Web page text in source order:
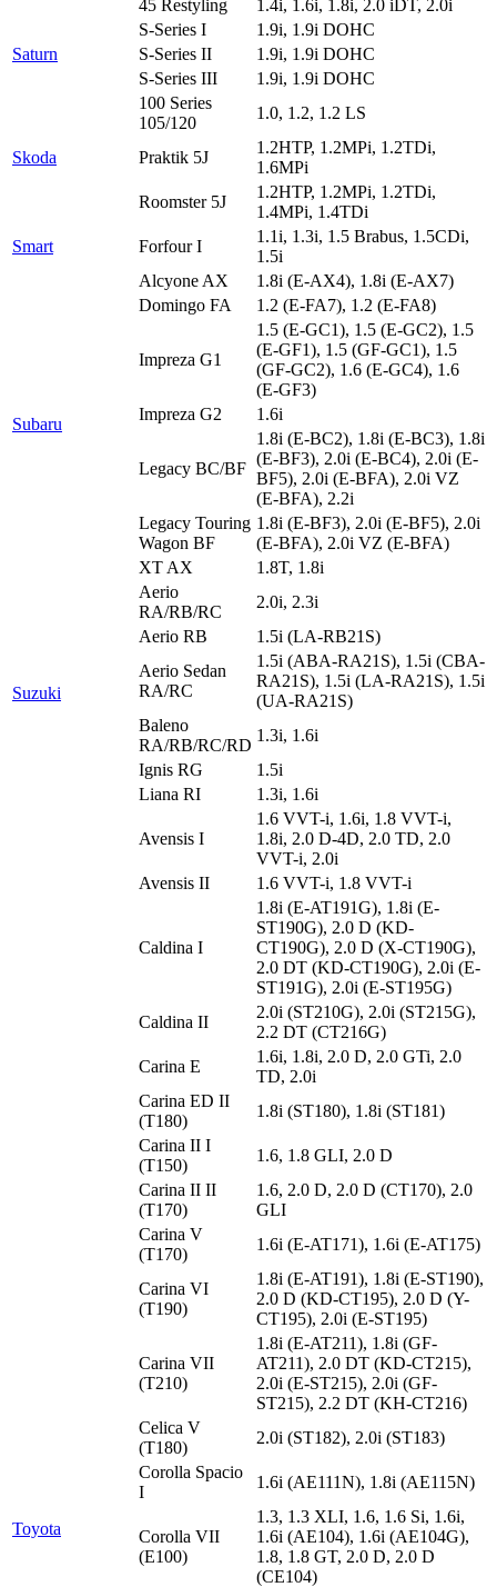
45 Restyling 1.4i, 1.6i, 1.8i, 2.0 iDT, 2.0i
Saturn
S-Series I
1.9i, 1.9i DOHC
S-Series II
1.9i, 1.9i DOHC
S-Series III
1.9i, 1.9i DOHC
Skoda
100 Series
105/120
1.0, 1.2, 1.2 LS
Praktik 5J
1.2HTP, 1.2MPi, 1.2TDi,
1.6MPi
Roomster 5J
1.2HTP, 1.2MPi, 1.2TDi,
1.4MPi, 1.4TDi
Smart
Forfour I
1.1i, 1.3i, 1.5 Brabus, 1.5CDi,
1.5i
Subaru
Alcyone AX
1.8i (E-AX4), 1.8i (E-AX7)
Domingo FA
1.2 (E-FA7), 1.2 (E-FA8)
Impreza G1
1.5 (E-GC1), 1.5 (E-GC2), 1.5
(E-GF1), 1.5 (GF-GC1), 1.5
(GF-GC2), 1.6 (E-GC4), 1.6
(E-GF3)
Impreza G2
1.6i
Legacy BC/BF
1.8i (E-BC2), 1.8i (E-BC3), 1.8i
(E-BF3), 2.0i (E-BC4), 2.0i (E-
BF5), 2.0i (E-BFA), 2.0i VZ
(E-BFA), 2.2i
Legacy Touring
Wagon BF
1.8i (E-BF3), 2.0i (E-BF5), 2.0i
(E-BFA), 2.0i VZ (E-BFA)
XT AX
1.8T, 1.8i
Suzuki
Aerio
RA/RB/RC
2.0i, 2.3i
Aerio RB
1.5i (LA-RB21S)
Aerio Sedan
RA/RC
1.5i (ABA-RA21S), 1.5i (CBA-
RA21S), 1.5i (LA-RA21S), 1.5i
(UA-RA21S)
Baleno
RA/RB/RC/RD
1.3i, 1.6i
Ignis RG
1.5i
Liana RI
1.3i, 1.6i
Toyota
Avensis I
1.6 VVT-i, 1.6i, 1.8 VVT-i,
1.8i, 2.0 D-4D, 2.0 TD, 2.0
VVT-i, 2.0i
Avensis II
1.6 VVT-i, 1.8 VVT-i
Caldina I
1.8i (E-AT191G), 1.8i (E-
ST190G), 2.0 D (KD-
CT190G), 2.0 D (X-CT190G),
2.0 DT (KD-CT190G), 2.0i (E-
ST191G), 2.0i (E-ST195G)
Caldina II
2.0i (ST210G), 2.0i (ST215G),
2.2 DT (CT216G)
Carina E
1.6i, 1.8i, 2.0 D, 2.0 GTi, 2.0
TD, 2.0i
Carina ED II
(T180)
1.8i (ST180), 1.8i (ST181)
Carina II I
(T150)
1.6, 1.8 GLI, 2.0 D
Carina II II
(T170)
1.6, 2.0 D, 2.0 D (CT170), 2.0
GLI
Carina V
(T170)
1.6i (E-AT171), 1.6i (E-AT175)
Carina VI
(T190)
1.8i (E-AT191), 1.8i (E-ST190),
2.0 D (KD-CT195), 2.0 D (Y-
CT195), 2.0i (E-ST195)
Carina VII
(T210)
1.8i (E-AT211), 1.8i (GF-
AT211), 2.0 DT (KD-CT215),
2.0i (E-ST215), 2.0i (GF-
ST215), 2.2 DT (KH-CT216)
Celica V
(T180)
2.0i (ST182), 2.0i (ST183)
Corolla Spacio
I
1.6i (AE111N), 1.8i (AE115N)
Corolla VII
(E100)
1.3, 1.3 XLI, 1.6, 1.6 Si, 1.6i,
1.6i (AE104), 1.6i (AE104G),
1.8, 1.8 GT, 2.0 D, 2.0 D
(CE104)